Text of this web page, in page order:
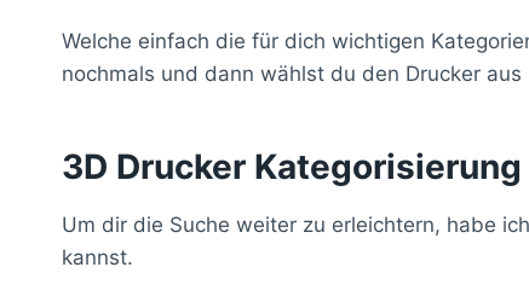
Welche einfach die für dich wichtigen
nochmals und dann wählst du den Drucker
3D Drucker Kategorisierung
Um dir die Suche weiter zu erleichtern, habe
kannst.